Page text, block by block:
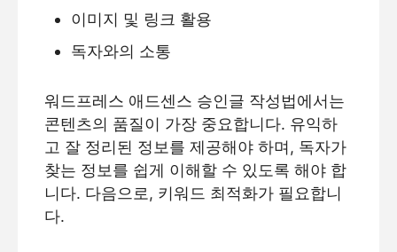
이미지 및 링크 활용
독자와의 소통
워드프레스 애드센스 승인글 작성법에서는
콘텐츠의 품질이 가장 중요합니다. 유익하
고 잘 정리된 정보를 제공해야 하며, 독자가
찾는 정보를 쉽게 이해할 수 있도록 해야 합
니다. 다음으로, 키워드 최적화가 필요합니
다.